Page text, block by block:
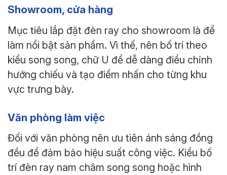
Showroom, cửa hàng
Mục tiêu lắp đặt đèn ray cho showroom là để
làm nổi bật sản phẩm. Vì thế, nên bố trí theo
kiểu song song, chữ U để dễ dàng điều chỉnh
hướng chiếu và tạo điểm nhấn cho từng khu
vực trưng bày.
Văn phòng làm việc
Đối với văn phòng nên ưu tiên ánh sáng đồng
đều để đảm bảo hiệu suất công việc. Kiểu bố
trí đèn ray nam châm song song hoặc hình